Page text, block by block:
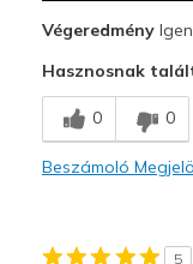
Durable
Stylish
Kontra
No insole
Casual Wear
Végeredmény
Hasznosnak
0 0
Beszámoló
5